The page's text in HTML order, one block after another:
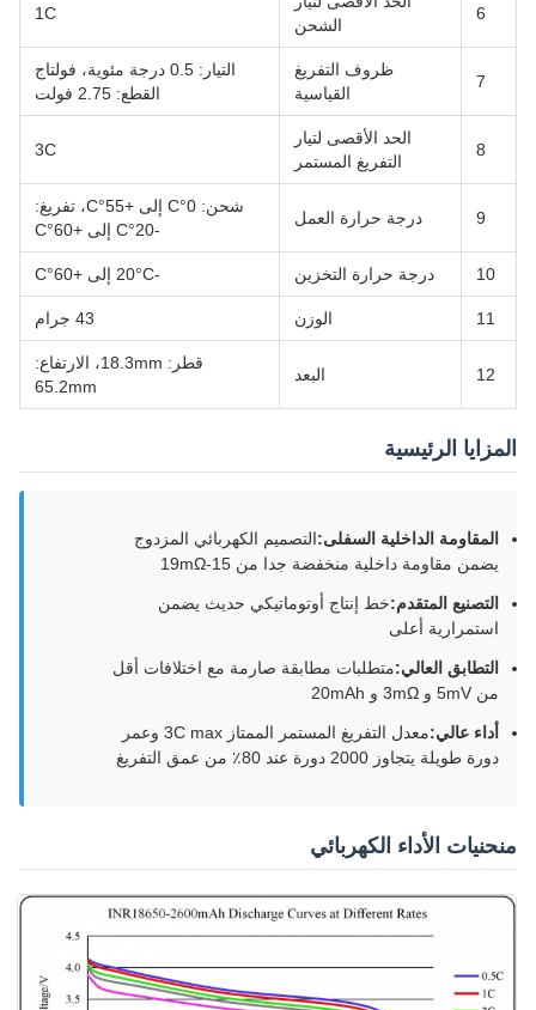
6
الشحن
1C
7
ظروف التفريغ
القياسية
التيار: 0.5 درجة مئوية، فولتاج
القطع: 2.75 فولت
8
الحد الأقصى لتيار
التفريغ المستمر
3C
9 درجة حرارة العمل
شحن: 0°C إلى +55°C، تفريغ:
-20°C إلى +60°C
10 درجة حرارة التخزين -20°C إلى +60°C
11 الوزن 43 جرام
12 البعد
قطر: 18.3mm، الارتفاع:
65.2mm
المزايا الرئيسية
المقاومة الداخلية السفلى:التصميم الكهربائي المزدوج
يضمن مقاومة داخلية منخفضة جدا من 15-19mΩ
التصنيع المتقدم:خط إنتاج أوتوماتيكي حديث يضمن
استمرارية أعلى
التطابق العالي:متطلبات مطابقة صارمة مع اختلافات أقل
من 5mV و 3mΩ و 20mAh
أداء عالي:
معدل التفريغ المستمر الممتاز 3C max وعمر
دورة طويلة يتجاوز 2000 دورة عند 80٪ من عمق التفريغ
منحنيات الأداء الكهربائي